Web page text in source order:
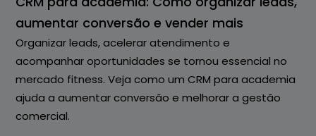
aumentar conversão e vender mais
Organizar leads, acelerar atendimento e
acompanhar oportunidades se tornou essencial no
mercado fitness. Veja como um CRM para academia
ajuda a aumentar conversão e melhorar a gestão
comercial.